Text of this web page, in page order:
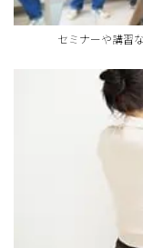
セミナーや講習